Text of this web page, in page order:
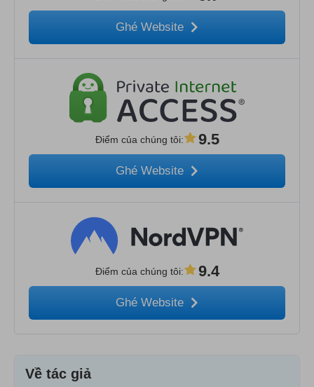
Ghé Website
Điểm của chúng tôi: 9.5
Ghé Website
Điểm của chúng tôi: 9.4
Ghé Website
Về tác giả